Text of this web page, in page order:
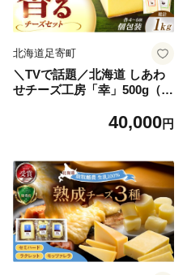
北海道足寄町
＼TVで話題／北海道 しあわ
せチーズ工房「幸」500g（個
0g（個包装4－6個）《足寄
ト ラクレットチーズ ハード
セット 生乳 ミルク 乳製品 チ
ーズフォンデュ 北海道産 道
産 あしょろ 北海道 40000 40
000円
40,000円